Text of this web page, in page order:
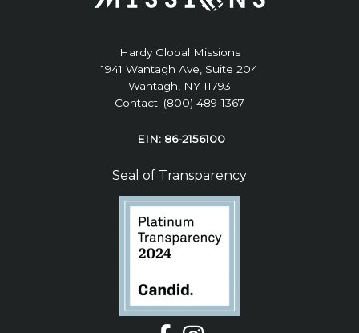
Hardy Global Missions
1941 Wantagh Ave, Suite 204
Wantagh, NY 11793
Contact: (800) 489-1367
EIN: 86-2156100
Seal of Transparency